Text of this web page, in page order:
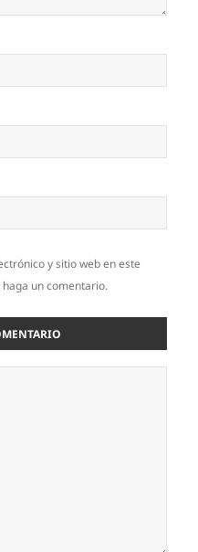
y sitio web en este
un comentario.